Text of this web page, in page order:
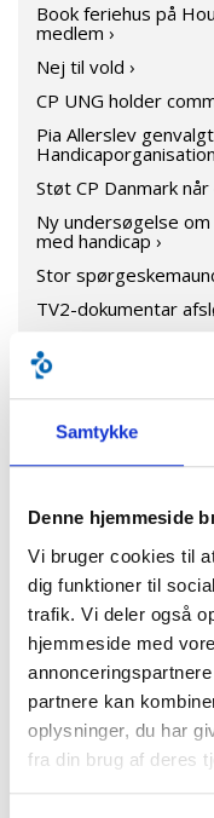
Samtykke
Denne hjemmeside
Vi bruger cookies til
dig funktioner til
trafik. Vi deler også
hjemmeside med
partnere kan
oplysninger, du har
fra din brug af deres
Book feriehus på
medlem ›
Nej til vold ›
CP UNG holder
Pia Allerslev
Støt CP Danmark
Ny undersøgelse
med handicap ›
Stor
TV2-dokumentar
Nu er det lettere for
naturoplevelser ›
Gennembrud for
socialpolitiske
en undskyldning ›
Hør eller genhør
Modtag nyhedsbrev
Landsmøde 2024 ›
Hvem skal hædres
Danmark har også
handicapområdet ›